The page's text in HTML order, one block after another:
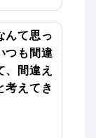
んて思っ
つも間違
、間違え
考えてき